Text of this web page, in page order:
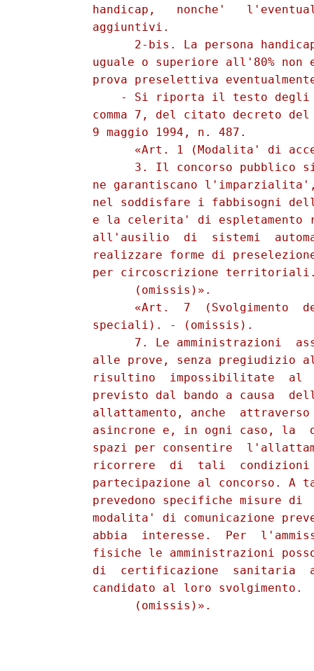
handicap,   nonche'
          aggiuntivi.
2-bis. La persona
uguale o superiore all'80% non
prova preselettiva
- Si riporta il testo
comma 7, del citato decreto
          9 maggio 1994, n. 487.
«Art. 1 (Modalita' di
3. Il concorso pubblico
ne garantiscano
nel soddisfare i fabbisogni
e la celerita' di espletamento
all'ausilio  di  sistemi
realizzare forme di
per circoscrizione
                (omissis)».
«Art.  7  (Svolgimento
          speciali). - (omissis).
7. Le amministrazioni
alle prove, senza pregiudizio
risultino  impossibilitate  al
previsto dal bando a causa
allattamento, anche
asincrone e, in ogni caso, la
spazi per consentire
ricorrere  di  tali
partecipazione al concorso. A
prevedono specifiche misure di
modalita' di comunicazione
abbia  interesse.  Per
fisiche le amministrazioni
di  certificazione  sanitaria
          candidato al loro svolgimento.